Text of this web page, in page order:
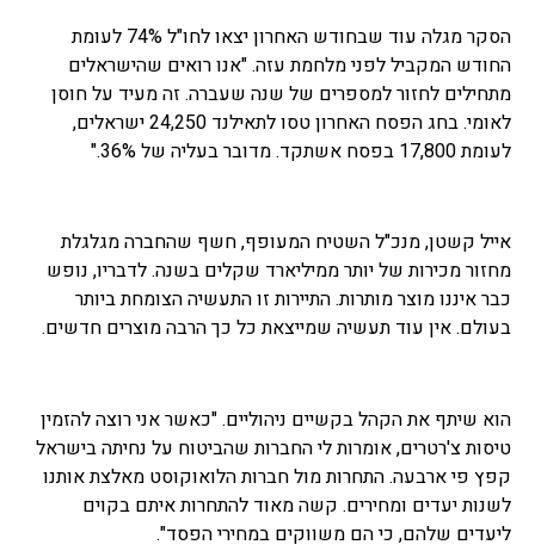
הסקר מגלה עוד שבחודש האחרון יצאו לחו"ל 74% לעומת
החודש המקביל לפני מלחמת עזה. "אנו רואים שהישראלים
מתחילים לחזור למספרים של שנה שעברה. זה מעיד על חוסן
לאומי. בחג הפסח האחרון טסו לתאילנד 24,250 ישראלים,
לעומת 17,800 בפסח אשתקד. מדובר בעליה של 36%."
אייל קשטן, מנכ"ל השטיח המעופף, חשף שהחברה מגלגלת
מחזור מכירות של יותר ממיליארד שקלים בשנה. לדבריו, נופש
כבר איננו מוצר מותרות. התיירות זו התעשיה הצומחת ביותר
בעולם. אין עוד תעשיה שמייצאת כל כך הרבה מוצרים חדשים.
הוא שיתף את הקהל בקשיים ניהוליים. "כאשר אני רוצה להזמין
טיסות צ'רטרים, אומרות לי החברות שהביטוח על נחיתה בישראל
קפץ פי ארבעה. התחרות מול חברות הלואוקוסט מאלצת אותנו
לשנות יעדים ומחירים. קשה מאוד להתחרות איתם בקוים
ליעדים שלהם, כי הם משווקים במחירי הפסד".